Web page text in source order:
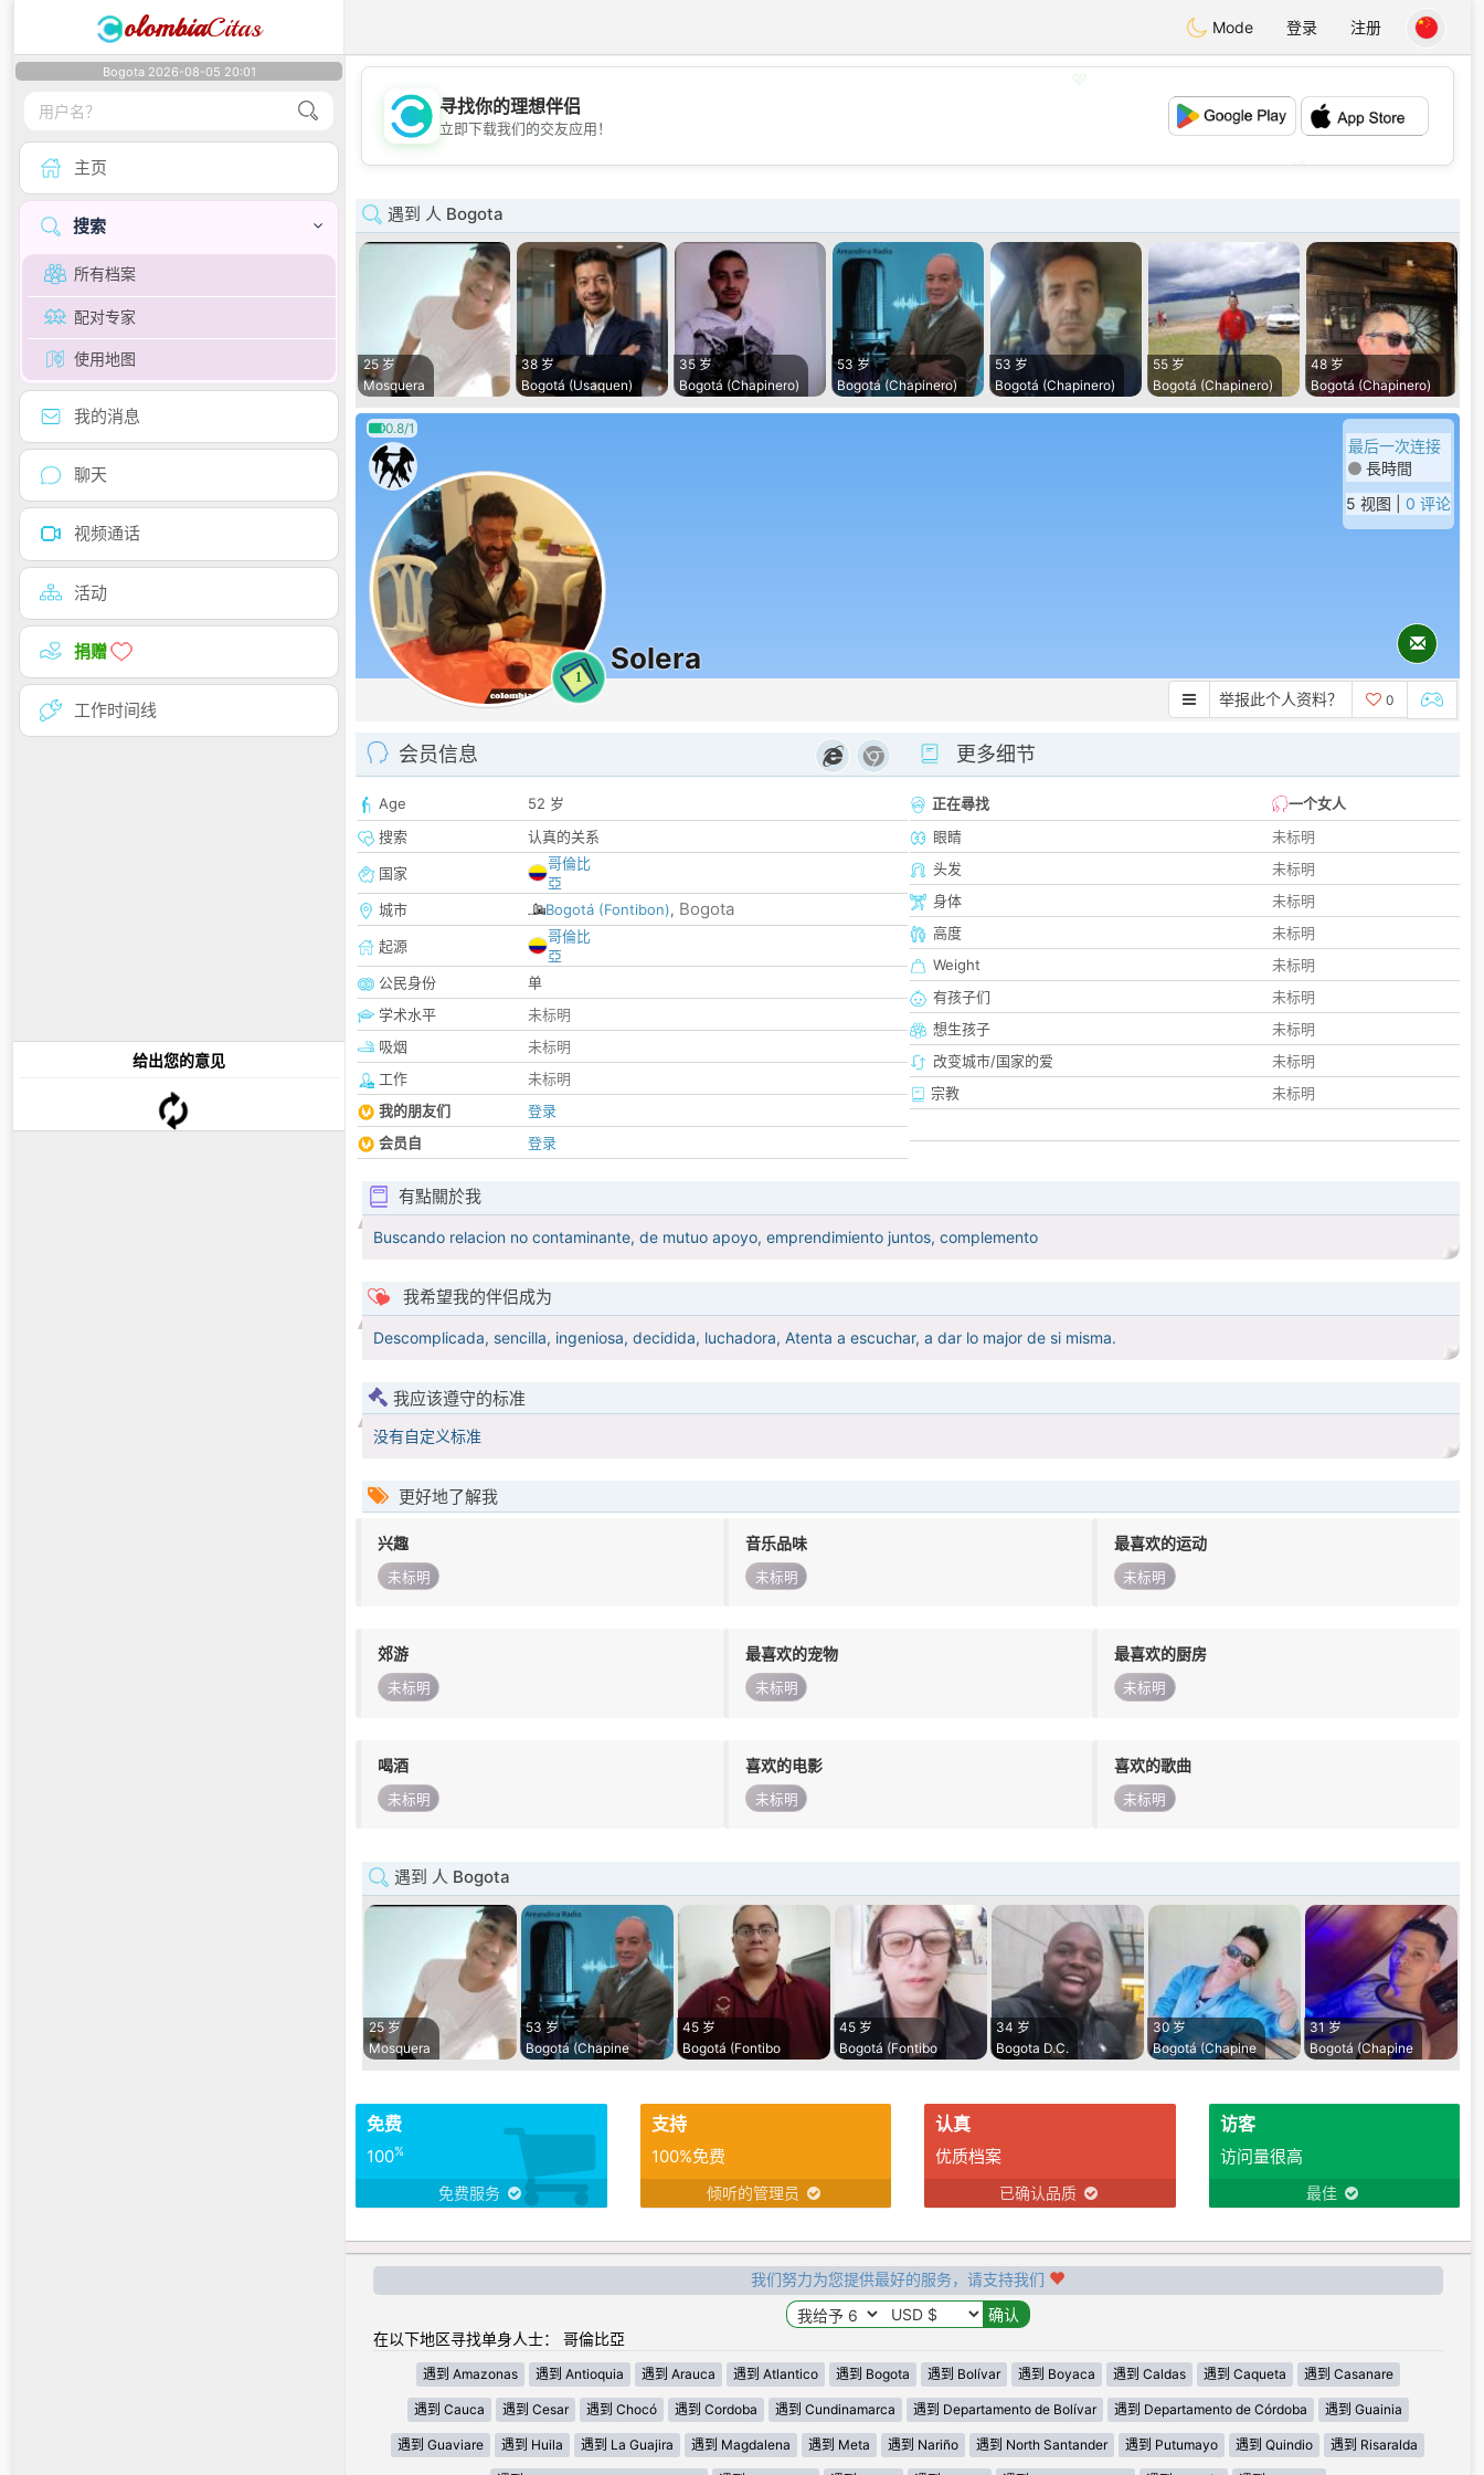
olombiaCitas Mode 登录 注册
Bogota 2026-08-05 20:01
主页
搜索
所有档案
配对专家
使用地图
我的消息
聊天
视频通话
活动
捐赠
工作时间线
给出您的意见
💖
💕
寻找你的理想伴侣
立即下载我们的交友应用！
遇到 人 Bogota
25 岁
Mosquera
38 岁
Bogotá (Usaquen)
35 岁
Bogotá (Chapinero)
53 岁
Bogotá (Chapinero)
53 岁
Bogotá (Chapinero)
55 岁
Bogotá (Chapinero)
48 岁
Bogotá (Chapinero)
0.8/1
1
Solera
最后一次连接
長時間
5 视图 | 0 评论
举报此个人资料？ 0
会员信息
Age
52 岁
搜索
认真的关系
国家
哥倫比
亞
城市
Bogotá (Fontibon), Bogota
起源
哥倫比
亞
公民身份
单
学术水平
未标明
吸烟
未标明
工作
未标明
我的朋友们
登录
会员自
登录
更多细节
正在尋找
一个女人
眼睛
未标明
头发
未标明
身体
未标明
高度
未标明
Weight
未标明
有孩子们
未标明
想生孩子
未标明
改变城市/国家的爱
未标明
宗教
未标明
有點關於我
Buscando relacion no contaminante, de mutuo apoyo, emprendimiento juntos, complemento
我希望我的伴侣成为
Descomplicada, sencilla, ingeniosa, decidida, luchadora, Atenta a escuchar, a dar lo major de si misma.
我应该遵守的标准
没有自定义标准
更好地了解我
兴趣
未标明
音乐品味
未标明
最喜欢的运动
未标明
郊游
未标明
最喜欢的宠物
未标明
最喜欢的厨房
未标明
喝酒
未标明
喜欢的电影
未标明
喜欢的歌曲
未标明
遇到 人 Bogota
25 岁
Mosquera
53 岁
Bogotá (Chapine
45 岁
Bogotá (Fontibo
45 岁
Bogotá (Fontibo
34 岁
Bogota D.C.
30 岁
Bogotá (Chapine
31 岁
Bogotá (Chapine
免费
100%
免费服务
支持
100%免费
倾听的管理员
认真
优质档案
已确认品质
访客
访问量很高
最佳
我们努力为您提供最好的服务，请支持我们
在以下地区寻找单身人士： 哥倫比亞
遇到 Amazonas 遇到 Antioquia 遇到 Arauca 遇到 Atlantico 遇到 Bogota 遇到 Bolívar 遇到 Boyaca 遇到 Caldas 遇到 Caqueta 遇到 Casanare
遇到 Cauca 遇到 Cesar 遇到 Chocó 遇到 Cordoba 遇到 Cundinamarca 遇到 Departamento de Bolívar 遇到 Departamento de Córdoba 遇到 Guainia
遇到 Guaviare 遇到 Huila 遇到 La Guajira 遇到 Magdalena 遇到 Meta 遇到 Nariño 遇到 North Santander 遇到 Putumayo 遇到 Quindio 遇到 Risaralda